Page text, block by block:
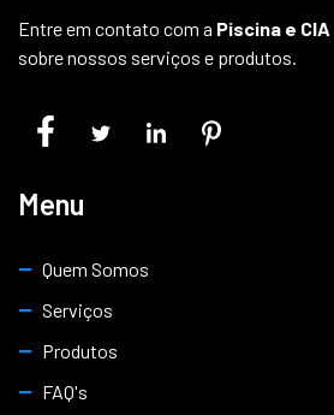
Entre em contato com a Piscina e CIA
sobre nossos serviços e produtos.
Menu
Quem Somos
Serviços
Produtos
FAQ's